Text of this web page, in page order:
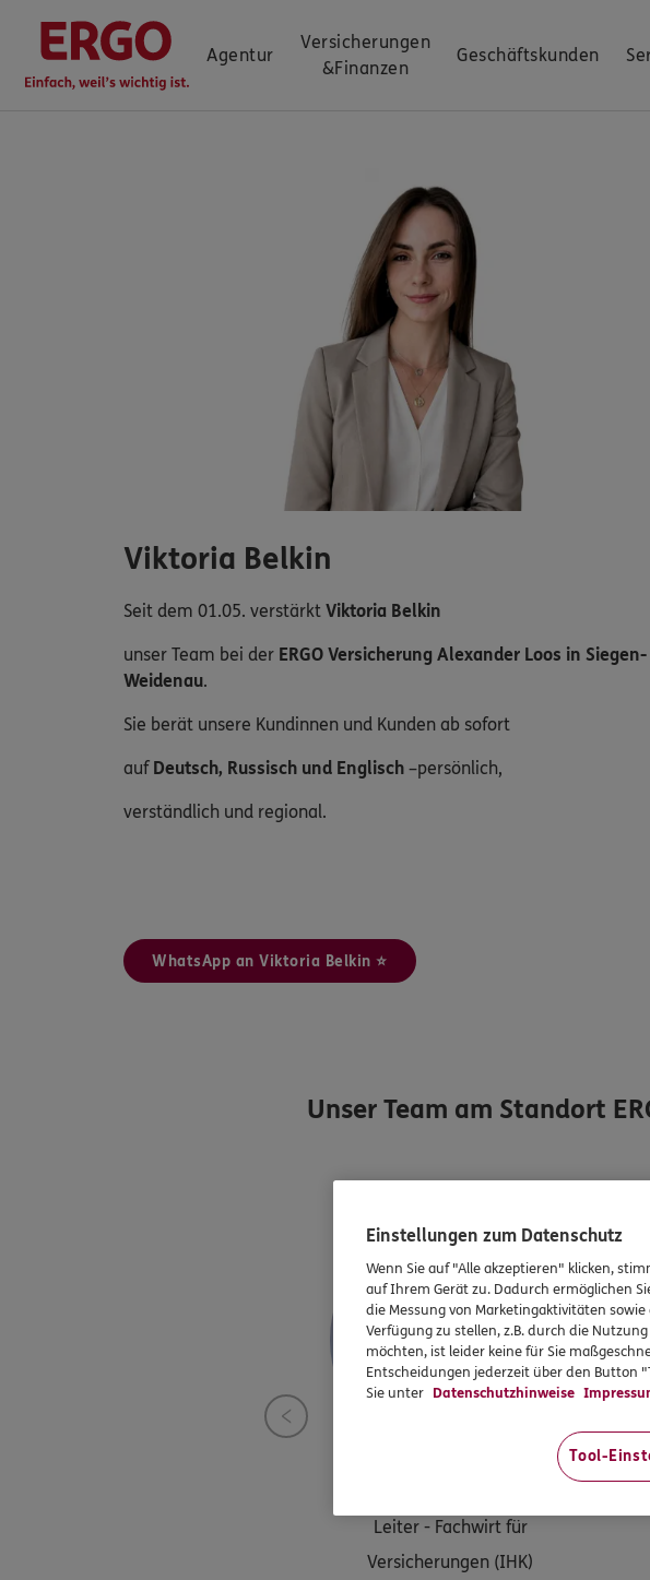
Agentur
Versicherungen
&Finanzen
Geschäftskunden
Viktoria Belkin
Seit dem 01.05. verstärkt Viktoria Belkin
unser Team bei der ERGO Versicherung Alexander Loos in Siegen-
Weidenau.
Sie berät unsere Kundinnen und Kunden ab sofort
auf Deutsch, Russisch und Englisch –persönlich,
verständlich und regional.
WhatsApp an Viktoria Belkin ⭐
Unser Team am Standort
Leiter - Fachwirt für
Versicherungen (IHK)
Einstellungen zum Datenschutz
Wenn Sie auf "Alle akzeptieren" klicken,
auf Ihrem Gerät zu. Dadurch ermöglichen
die Messung von Marketingaktivitäten
Verfügung zu stellen, z.B. durch die Nutzung
möchten, ist leider keine für Sie
Entscheidungen jederzeit über den Button
Sie unter Datenschutzhinweise
Tool-